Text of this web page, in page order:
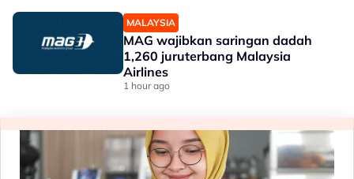
MALAYSIA
MAG wajibkan saringan dadah
1,260 juruterbang Malaysia
Airlines
1 hour ago